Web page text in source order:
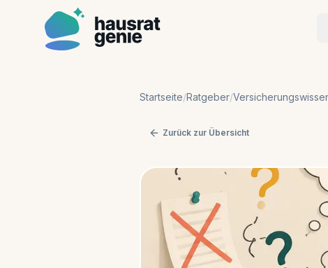
Startseite/Ratgeber/
Zurück zur Übersicht